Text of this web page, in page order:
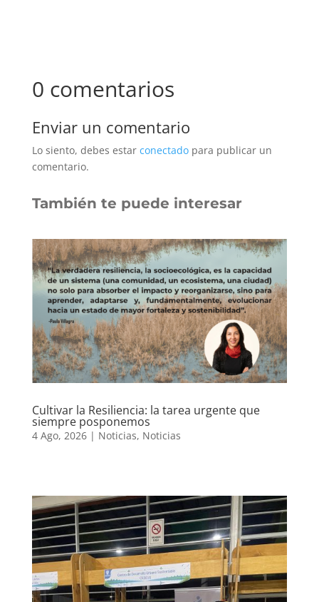
0 comentarios
Enviar un comentario
Lo siento, debes estar conectadopara publicar un
comentario.
También te puede interesar
Cultivar la Resiliencia: la tarea urgente que
siempre posponemos
4 Ago, 2026| Noticias, Noticias